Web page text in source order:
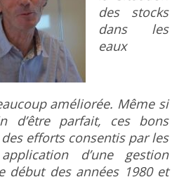
des stocks
dans les
eaux
améliorée. Même si
d’être parfait, ces bons
efforts consentis par les
d’une gestion
début des années 1980 et